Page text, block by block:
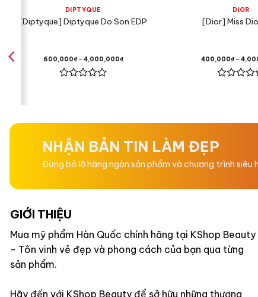
Hương Cuối
Hương
DIPTYQUE
[Diptyque] Diptyque Do Son EDP
600,000₫– 4,000,000₫
5
DIOR
[Dior] Miss
400,000₫ –
5
NHẬN BẢN TIN LÀM ĐẸP
Đừng bỏ lỡ hàng ngàn sản phẩm và chương trình siêu
GIỚI THIỆU
Mua mỹ phẩm Hàn Quốc chính hãng tại KShop Beauty
- Tôn vinh vẻ đẹp và phong cách của bạn qua từng
sản phẩm.
Hãy đến với KShop Beauty để sở hữu những thương